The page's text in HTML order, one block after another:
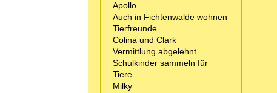
Apollo
Auch in Fichtenwalde wohnen
Tierfreunde
Colina und Clark
Vermittlung abgelehnt
Schulkinder sammeln für
Tiere
Milky